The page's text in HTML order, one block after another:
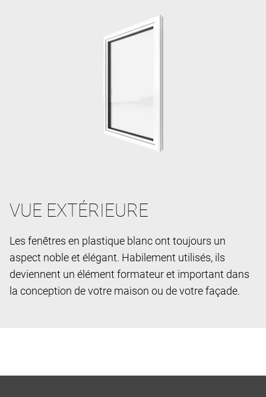
VUE EXTÉRIEURE
Les fenêtres en plastique blanc ont toujours un
aspect noble et élégant. Habilement utilisés, ils
deviennent un élément formateur et important dans
la conception de votre maison ou de votre façade.